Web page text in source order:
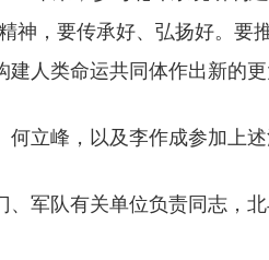
神，要传承好、弘扬好。
人类命运共同体作出新的更
立峰，以及李作成参加上述
队有关单位负责同志，北